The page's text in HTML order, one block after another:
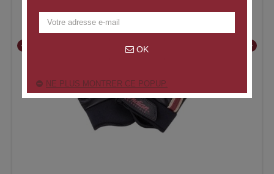
chevron_left chevron_right
OK
NE PLUS MONTRER CE POPUP.